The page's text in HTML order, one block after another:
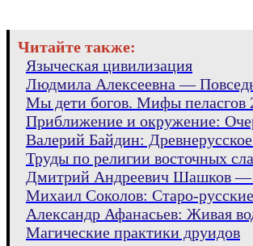
Читайте также:
Языческая цивилизация
Людмила Алексеевна —
Мы дети богов. Мифы пеласгов
Приближение и окружение:
Валерий Байдин:
Труды по религии восточных
Дмитрий Андреевич Шашков —
Михаил Соколов: Старо-
Александр Афанасьев: Живая
Магические практики друидов